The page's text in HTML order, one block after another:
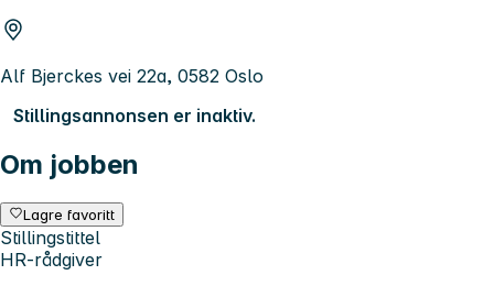
Alf Bjerckes vei 22a, 0582 Oslo
Stillingsannonsen er inaktiv.
Om jobben
Lagre favoritt
Stillingstittel
HR-rådgiver